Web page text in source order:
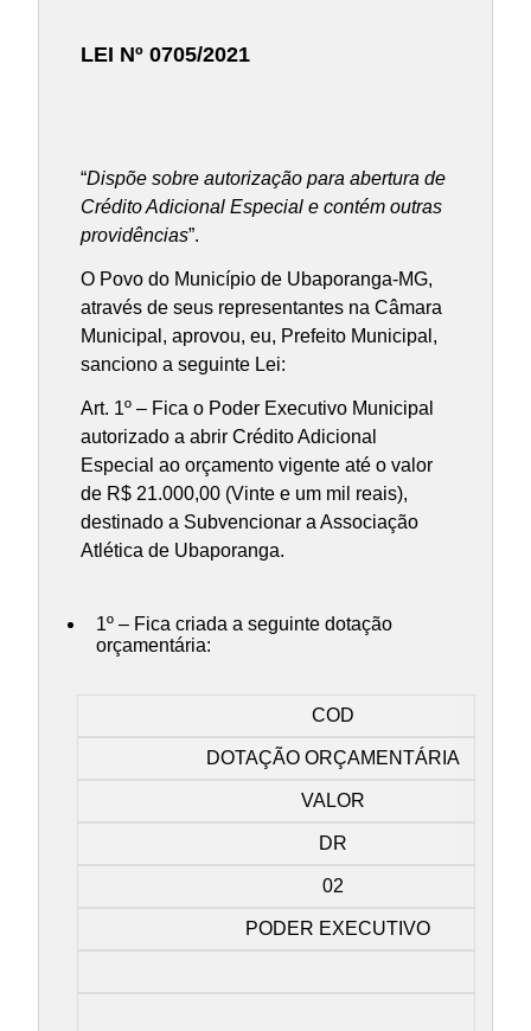
LEI Nº 0705/2021
“Dispõe sobre autorização para abertura de
Crédito Adicional Especial e contém outras
providências”.
O Povo do Município de Ubaporanga-MG,
através de seus representantes na Câmara
Municipal, aprovou, eu, Prefeito Municipal,
sanciono a seguinte Lei:
Art. 1º – Fica o Poder Executivo Municipal
autorizado a abrir Crédito Adicional
Especial ao orçamento vigente até o valor
de R$ 21.000,00 (Vinte e um mil reais),
destinado a Subvencionar a Associação
Atlética de Ubaporanga.
1º – Fica criada a seguinte dotação
orçamentária:
COD
DOTAÇÃO ORÇAMENTÁRIA
VALOR
DR
02
PODER EXECUTIVO